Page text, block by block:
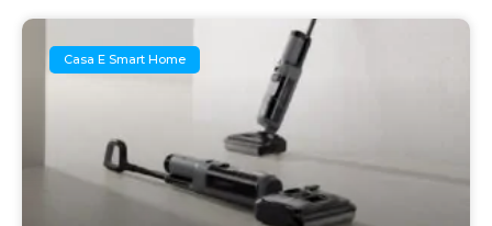
Casa E Smart Home